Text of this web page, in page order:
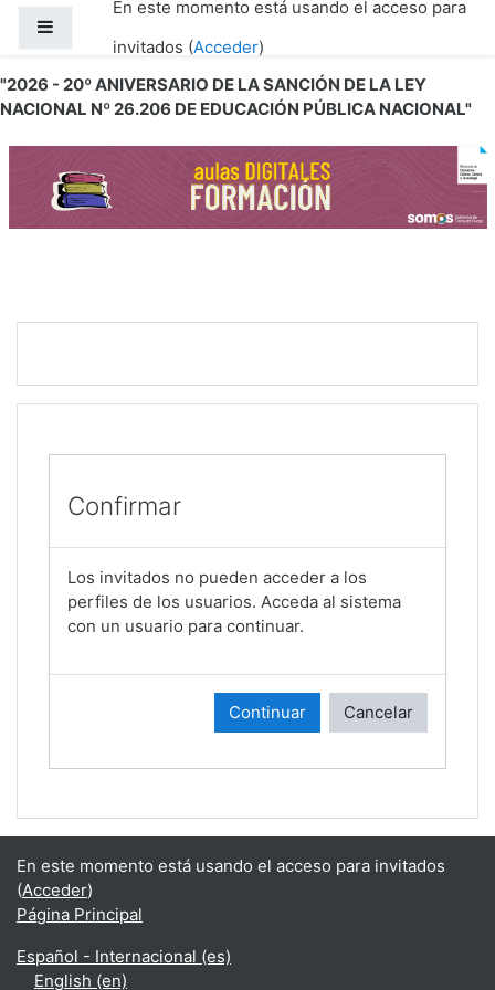
Salta al contenido principal
"2026 - 20º ANIVERSARIO DE LA SANCIÓN DE LA LEY
NACIONAL Nº 26.206 DE EDUCACIÓN PÚBLICA NACIONAL"
En este momento está usando el acceso para
invitados (Acceder)
Confirmar
Los invitados no pueden acceder a los
perfiles de los usuarios. Acceda al sistema
con un usuario para continuar.
Continuar Cancelar
En este momento está usando el acceso para invitados
(Acceder)
Página Principal
Español - Internacional ‎(es)‎
English ‎(en)‎